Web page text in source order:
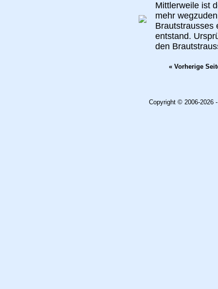
Mittlerweile ist
mehr
Brautstrausses
entstand.
den
« Vorherige
Copyright © 2006-